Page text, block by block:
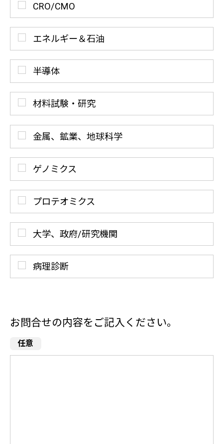
CRO/CMO
エネルギー＆石油
半導体
材料試験・研究
金属、鉱業、地球科学
ゲノミクス
プロテオミクス
大学、政府/研究機関
病理診断
お問合せの内容をご記入ください。